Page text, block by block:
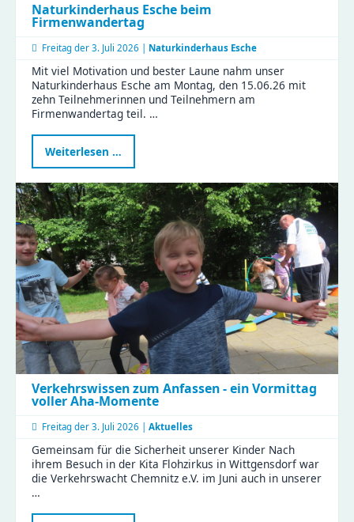
Naturkinderhaus Esche beim
Firmenwandertag
Freitag der 3. Juli 2026 | Naturkinderhaus Esche
Mit viel Motivation und bester Laune nahm unser
Naturkinderhaus Esche am Montag, den 15.06.26 mit
zehn Teilnehmerinnen und Teilnehmern am
Firmenwandertag teil. …
Weiterlesen …
Esche
beim
Firmenwandertag
Verkehrswissen zum Anfassen - ein Vormittag
voller Aha-Momente
Freitag der 3. Juli 2026 | Aktuelles
Gemeinsam für die Sicherheit unserer Kinder Nach
ihrem Besuch in der Kita Flohzirkus in Wittgensdorf war
die Verkehrswacht Chemnitz e.V. im Juni auch in unserer
…